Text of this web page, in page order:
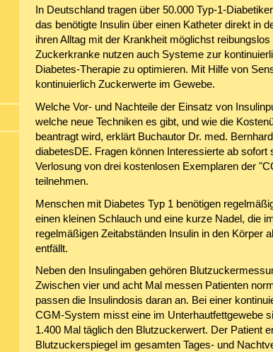
In Deutschland tragen über 50.000 Typ-1-
das benötigte Insulin über einen Katheter direkt in
ihren Alltag mit der Krankheit möglichst
Zuckerkranke nutzen auch Systeme zur
Diabetes-Therapie zu optimieren. Mit Hilfe von
kontinuierlich Zuckerwerte im Gewebe.
Welche Vor- und Nachteile der Einsatz von
welche neue Techniken es gibt, und wie die
beantragt wird, erklärt Buchautor Dr. med.
diabetesDE. Fragen können Interessierte ab sofort
Verlosung von drei kostenlosen Exemplaren der
teilnehmen.
Menschen mit Diabetes Typ 1 benötigen
einen kleinen Schlauch und eine kurze Nadel, die
regelmäßigen Zeitabständen Insulin in den Körper
entfällt.
Neben den Insulingaben gehören
Zwischen vier und acht Mal messen Patienten
passen die Insulindosis daran an. Bei einer
CGM-System misst eine im Unterhautfettgewebe
1.400 Mal täglich den Blutzuckerwert. Der Patient
Blutzuckerspiegel im gesamten Tages- und